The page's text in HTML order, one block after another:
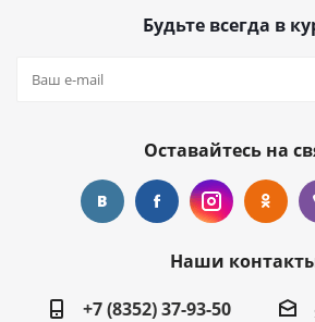
Будьте всегда в
Оставайтесь на
Наши
+7 (8352) 37-93-50